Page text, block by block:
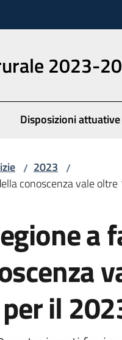
2023-
Disposizioni
/ 2023 /
conoscenza vale
a
il